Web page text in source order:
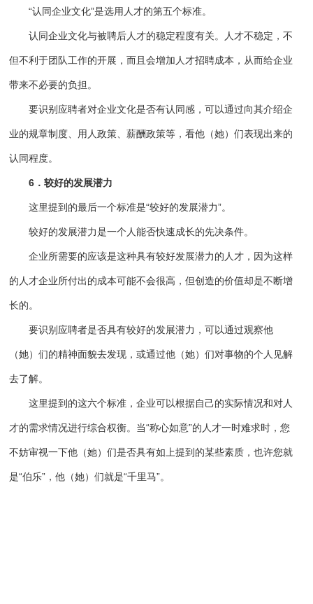
“认同企业文化”是选用人才的第五个标准。
认同企业文化与被聘后人才的稳定程度有关。人才不稳定，不
但不利于团队工作的开展，而且会增加人才招聘成本，从而给企业
带来不必要的负担。
要识别应聘者对企业文化是否有认同感，可以通过向其介绍企
业的规章制度、用人政策、薪酬政策等，看他（她）们表现出来的
认同程度。
6．较好的发展潜力
这里提到的最后一个标准是“较好的发展潜力”。
较好的发展潜力是一个人能否快速成长的先决条件。
企业所需要的应该是这种具有较好发展潜力的人才，因为这样
的人才企业所付出的成本可能不会很高，但创造的价值却是不断增
长的。
要识别应聘者是否具有较好的发展潜力，可以通过观察他
（她）们的精神面貌去发现，或通过他（她）们对事物的个人见解
去了解。
这里提到的这六个标准，企业可以根据自己的实际情况和对人
才的需求情况进行综合权衡。当“称心如意”的人才一时难求时，您
不妨审视一下他（她）们是否具有如上提到的某些素质，也许您就
是“伯乐”，他（她）们就是“千里马”。